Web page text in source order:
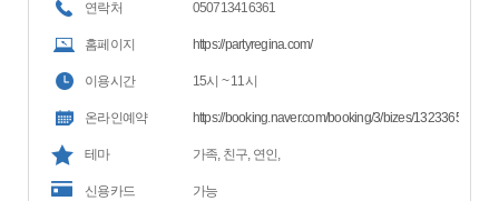
연락처 050713416361
홈페이지 https://partyregina.com/
이용시간 15시 ~ 11시
온라인예약 https://booking.naver.com/booking/3/bizes/1323365
테마 가족, 친구, 연인,
신용카드 가능